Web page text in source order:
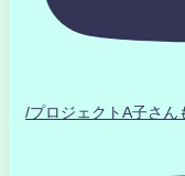
/プロジェクトA子さ